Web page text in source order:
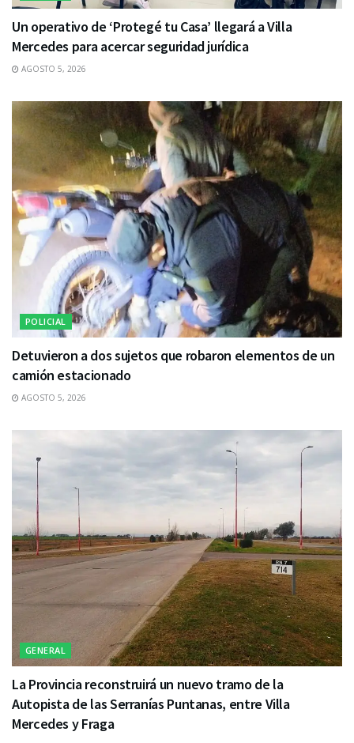
Un operativo de ‘Protegé tu Casa’ llegará a Villa
Mercedes para acercar seguridad jurídica
AGOSTO 5, 2026
POLICIAL
Detuvieron a dos sujetos que robaron elementos de un
camión estacionado
AGOSTO 5, 2026
GENERAL
La Provincia reconstruirá un nuevo tramo de la
Autopista de las Serranías Puntanas, entre Villa
Mercedes y Fraga